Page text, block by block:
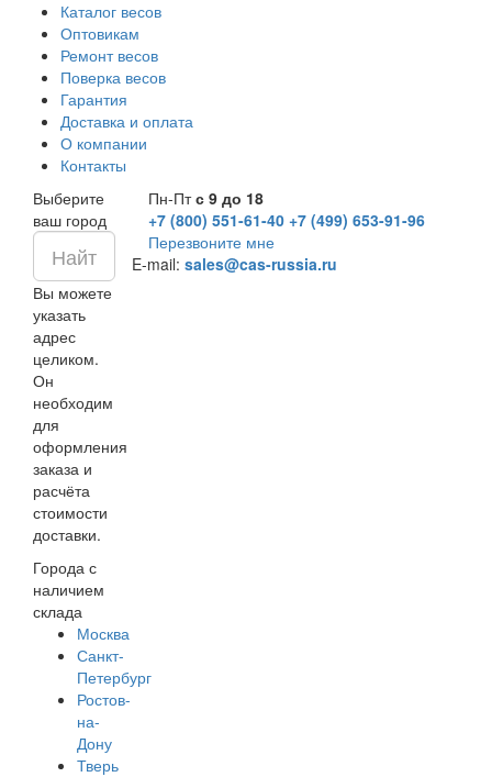
Каталог весов
Оптовикам
Ремонт весов
Поверка весов
Гарантия
Доставка и оплата
О компании
Контакты
Выберите
ваш город
Вы можете
указать
адрес
целиком.
Он
необходим
для
оформления
заказа и
расчёта
стоимости
доставки.
Города с
наличием
склада
Москва
Санкт-
Петербург
Ростов-
на-
Дону
Тверь
Пн-Птс 9 до 18
+7 (800) 551-61-40 +7 (499) 653-91-96
Перезвоните мне
E-mail: sales@cas-russia.ru